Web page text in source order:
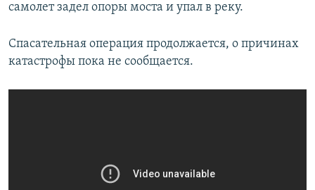
самолет задел опоры моста и упал в реку.
Спасательная операция продолжается, о причинах
катастрофы пока не сообщается.